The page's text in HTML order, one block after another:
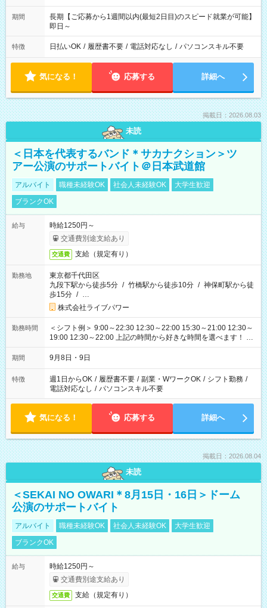
期間
長期【ご応募から1週間以内(最短2日目)のスピード就業が可能】
即日～
特徴 日払いOK / 履歴書不要 / 電話対応なし / パソコンスキル不要
気になる！ 応募する 詳細へ
掲載日：2026.08.03
未読
＜日本を代表するバンド＊サカナクション＞ツ
アー公演のサポートバイト＠日本武道館
アルバイト 職種未経験OK 社会人未経験OK
大学生歓迎
ブランクOK
給与
時給1250円～
交通費別途支給あり
交通費 支給（規定有り）
勤務地
東京都千代田区
九段下駅から徒歩5分 / 竹橋駅から徒歩10分 / 神保町駅から徒
歩15分 / …
株式会社ライブパワー
勤務時間
＜シフト例＞ 9:00～22:30 12:30～22:00 15:30～21:00 12:30～
19:00 12:30～22:00 上記の時間から好きな時間を選べます！ ※
時間は変更となる可能性があります
期間 9月8日・9日
特徴 週1日からOK / 履歴書不要 / 副業・WワークOK / シフト勤務 /
電話対応なし / パソコンスキル不要
気になる！ 応募する 詳細へ
掲載日：2026.08.04
未読
＜SEKAI NO OWARI＊8月15日・16日＞ドーム
公演のサポートバイト
アルバイト 職種未経験OK 社会人未経験OK
大学生歓迎
ブランクOK
給与
時給1250円～
交通費別途支給あり
交通費 支給（規定有り）